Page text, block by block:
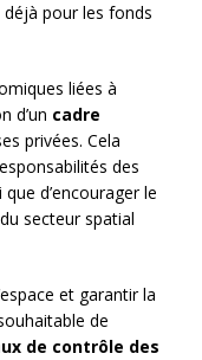
pour les fonds
liées à
d’un cadre
privées. Cela
des
d’encourager le
secteur spatial
et garantir la
de
de contrôle des